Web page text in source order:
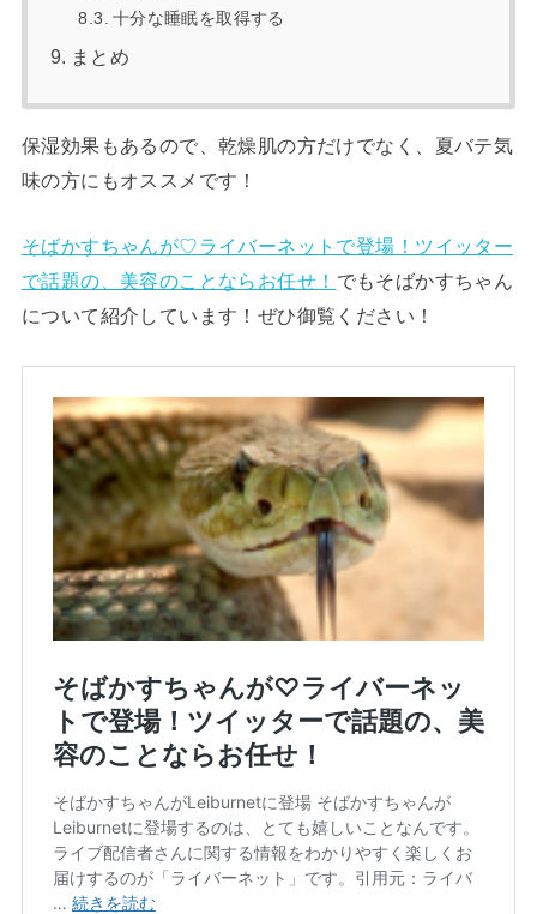
十分な睡眠を取得する
まとめ
保湿効果もあるので、乾燥肌の方だけでなく、夏バテ気
味の方にもオススメです！
そばかすちゃんが♡ライバーネットで登場！ツイッター
で話題の、美容のことならお任せ！ でもそばかすちゃん
について紹介しています！ぜひ御覧ください！